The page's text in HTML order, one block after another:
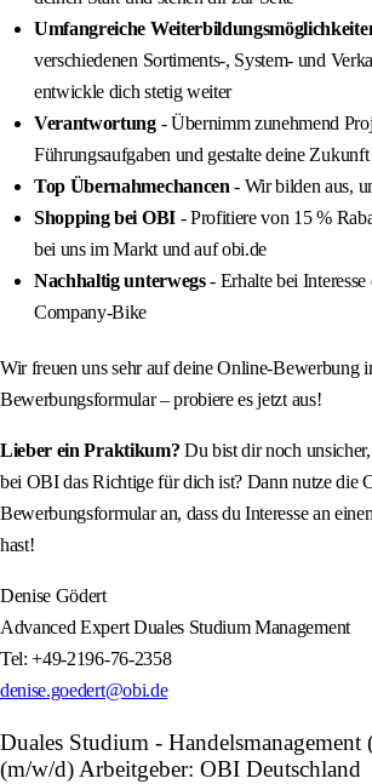
Umfangreiche
verschiedenen Sortiments-, System- und
entwickle dich stetig weiter
Verantwortung- Übernimm zunehmend
Führungsaufgaben und gestalte deine
Top Übernahmechancen - Wir bilden aus,
Shopping bei OBI - Profitiere von 15 %
bei uns im Markt und auf obi.de
Nachhaltig unterwegs- Erhalte bei
Company-Bike
Wir freuen uns sehr auf deine Online-Bewerbung
Bewerbungsformular – probiere es jetzt aus!
Lieber ein Praktikum? Du bist dir noch
bei OBI das Richtige für dich ist? Dann nutze die
Bewerbungsformular an, dass du Interesse an
hast!
Denise Gödert
Advanced Expert Duales Studium Management
Tel: +49-2196-76-2358
denise.goedert@obi.de
Duales Studium -
(m/w/d) Arbeitgeber: OBI Deutschland